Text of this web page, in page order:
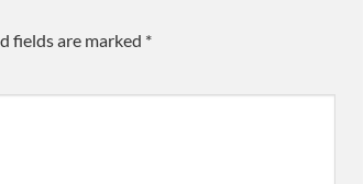
fields are marked *